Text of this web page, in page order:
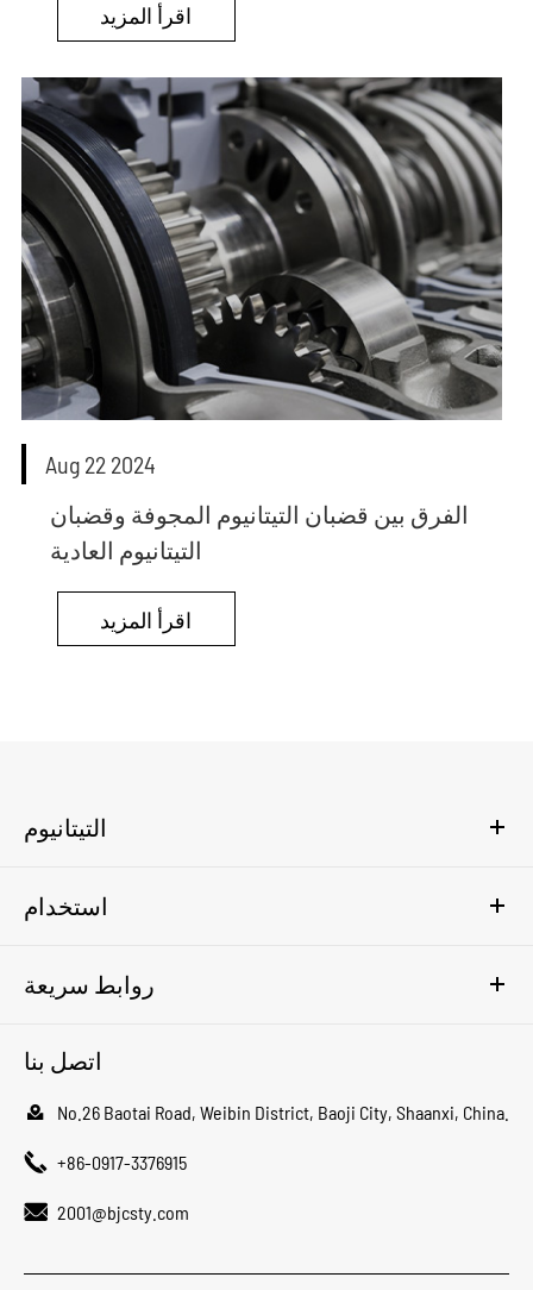
اقرأ المزيد
Aug 22 2024
الفرق بين قضبان التيتانيوم المجوفة وقضبان
التيتانيوم العادية
اقرأ المزيد
التيتانيوم
استخدام
روابط سريعة
اتصل بنا
 No.26 Baotai Road, Weibin District, Baoji City, Shaanxi, China.
 +86-0917-3376915
 2001@bjcsty.com